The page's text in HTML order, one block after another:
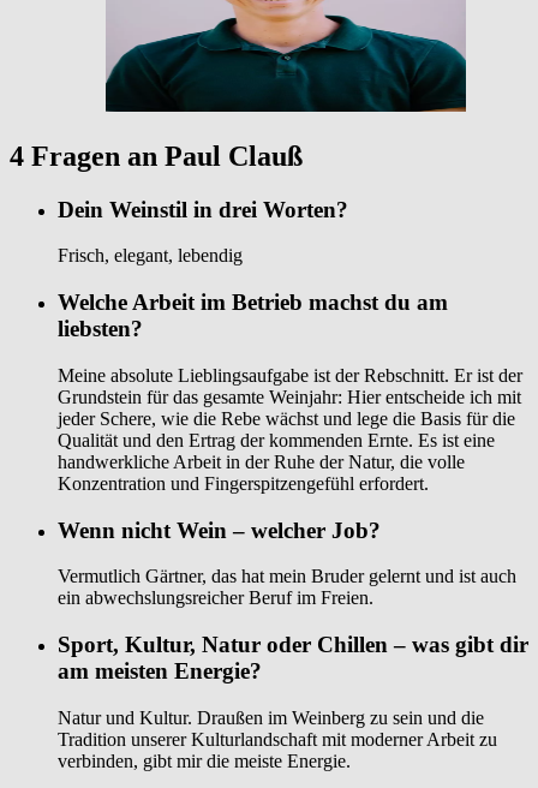
4 Fragen an Paul Clauß
Dein Weinstil in drei Worten?
Frisch, elegant, lebendig
Welche Arbeit im Betrieb machst du am
liebsten?
Meine absolute Lieblingsaufgabe ist der Rebschnitt. Er ist der
Grundstein für das gesamte Weinjahr: Hier entscheide ich mit
jeder Schere, wie die Rebe wächst und lege die Basis für die
Qualität und den Ertrag der kommenden Ernte. Es ist eine
handwerkliche Arbeit in der Ruhe der Natur, die volle
Konzentration und Fingerspitzengefühl erfordert.
Wenn nicht Wein – welcher Job?
Vermutlich Gärtner, das hat mein Bruder gelernt und ist auch
ein abwechslungsreicher Beruf im Freien.
Sport, Kultur, Natur oder Chillen – was gibt dir
am meisten Energie?
Natur und Kultur. Draußen im Weinberg zu sein und die
Tradition unserer Kulturlandschaft mit moderner Arbeit zu
verbinden, gibt mir die meiste Energie.